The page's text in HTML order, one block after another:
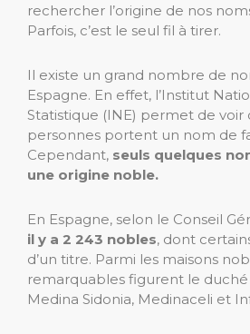
rechercher l’origine de nos
Parfois, c’est le seul fil à tirer.
Il existe un grand nombre de
Espagne. En effet, l’Institut
Statistique (INE) permet de
personnes portent un nom de
Cependant, seuls quelques
une origine noble.
En Espagne, selon le Conseil
il y a 2 243 nobles, dont
d’un titre. Parmi les maisons
remarquables figurent le duché
Medina Sidonia, Medinaceli et